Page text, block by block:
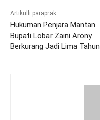
Artikulli paraprak
Hukuman Penjara Mantan
Bupati Lobar Zaini Arony
Berkurang Jadi Lima Tahun